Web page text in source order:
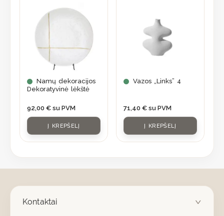
Namų dekoracijos
Dekoratyvinė lėkštė
92,00 € su PVM
Į KREPŠELĮ
Vazos „Links” 4
71,40 € su PVM
Į KREPŠELĮ
Kontaktai